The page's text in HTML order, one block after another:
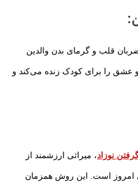
:
قلب و گرمای بدن والدین
را برای کودک زنده می‌کند و
نوزاد، میراثی ارزشمند از
امروز است. این روش همزمان